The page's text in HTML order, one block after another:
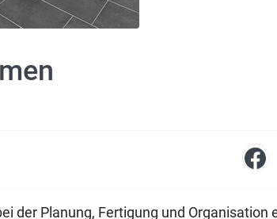
der Planung, Fertigung und Organisation